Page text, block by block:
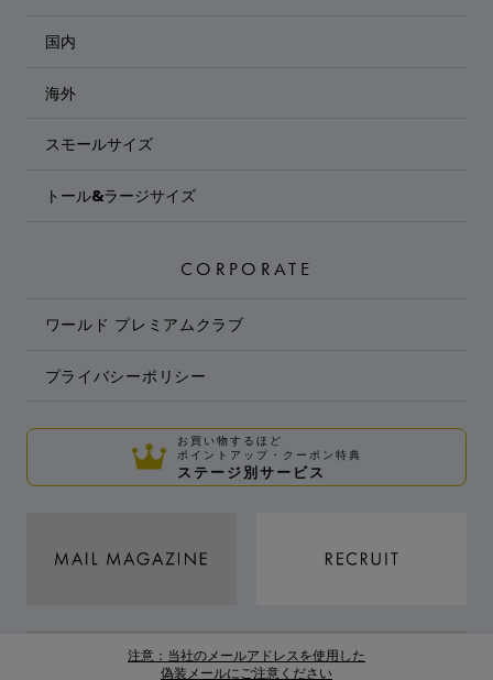
国内
海外
スモールサイズ
トール&ラージサイズ
CORPORATE
ワールド プレミアムクラブ
プライバシーポリシー
お買い物するほど
ポイントアップ・クーポン特典
ステージ別サービス
注意：当社のメールアドレスを使用した
偽装メールにご注意ください